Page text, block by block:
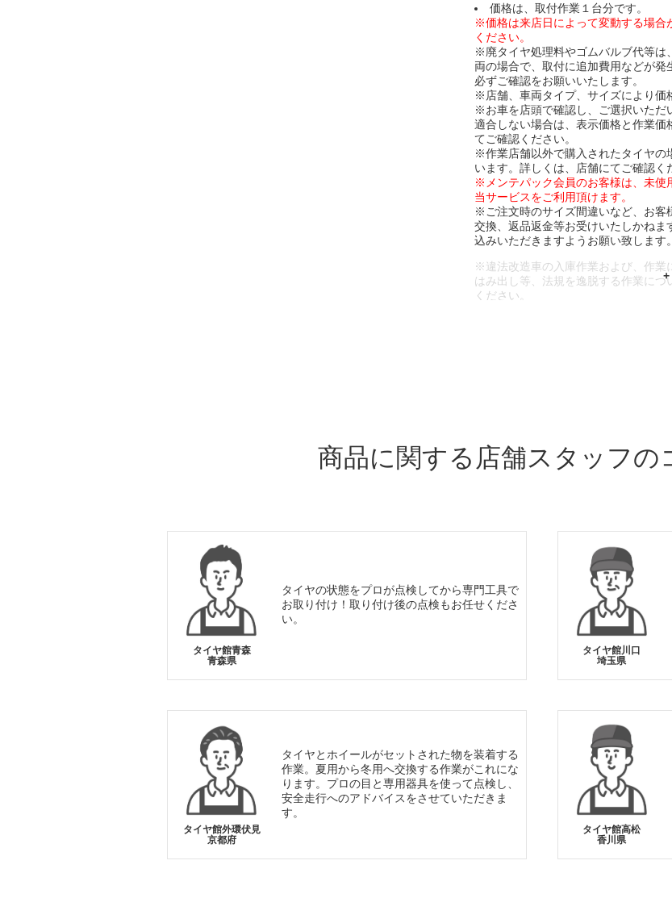
価格は、取付作業１台分です。
※価格は来店日によって変動する場合
ください。
※廃タイヤ処理料やゴムバルブ代等は
両の場合で、取付に追加費用などが
必ずご確認をお願いいたします。
※店舗、車両タイプ、サイズにより価
※お車を店頭で確認し、ご選択いただ
適合しない場合は、表示価格と作業
てご確認ください。
※作業店舗以外で購入されたタイヤの
います。詳しくは、店舗にてご確認く
※メンテパック会員のお客様は、未使
当サービスをご利用頂けます。
※ご注文時のサイズ間違いなど、お客
交換、返品返金等お受けいたしかね
込みいただきますようお願い致します。
※違法改造車の入庫作業および、作業
はみ出し等、法規を逸脱する作業に
ください。
商品に関する店舗スタッフの
タイヤ館青森
青森県
タイヤの状態をプロが点検してから専門工具で
お取り付け！取り付け後の点検もお任せくださ
い。
タイヤ館川口
埼玉県
タイヤ館外環伏見
京都府
タイヤとホイールがセットされた物を装着する
作業。夏用から冬用へ交換する作業がこれにな
ります。プロの目と専用器具を使って点検し、
安全走行へのアドバイスをさせていただきま
す。
タイヤ館高松
香川県